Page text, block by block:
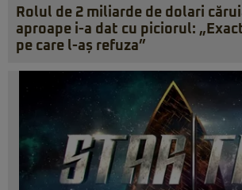
Rolul de 2 miliarde de dolari
aproape i-a dat cu piciorul:
pe care l-aș refuza”